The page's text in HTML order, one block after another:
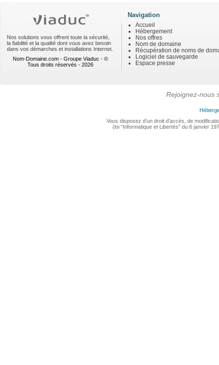
Nos solutions vous offrent toute la sécurité,
la fiabilité et la qualité dont vous avez besoin
dans vos démarches et installations Internet.
Nom-Domaine.com - Groupe Viaduc - ©
Tous droits réservés - 2026
Navigation
Accueil
Hébergement
Nos offres
Nom de domaine
Récupération de noms de
Logiciel de sauvegarde
Espace presse
Rejoignez-nous
Vous disposez d’un droit d’accès, de
(loi “Informatique et Libertés” du 6 janvier